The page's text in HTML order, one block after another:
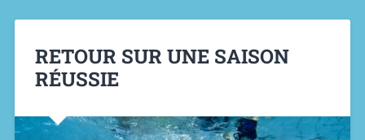
RETOUR SUR UNE SAISON
RÉUSSIE